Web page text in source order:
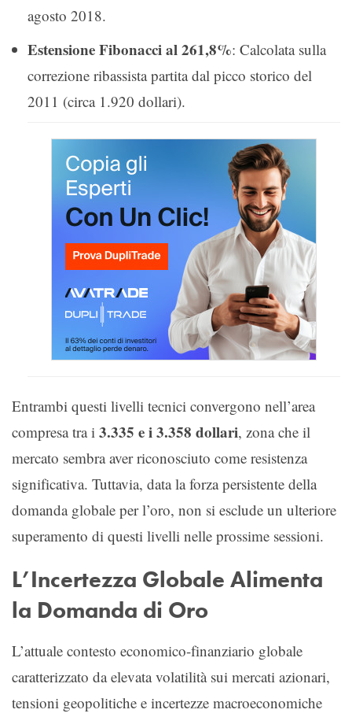
agosto 2018.
Estensione Fibonacci al 261,8%: Calcolata sulla
correzione ribassista partita dal picco storico del
2011 (circa 1.920 dollari).
Entrambi questi livelli tecnici convergono nell’area
compresa tra i 3.335 e i 3.358 dollari, zona che il
mercato sembra aver riconosciuto come resistenza
significativa. Tuttavia, data la forza persistente della
domanda globale per l’oro, non si esclude un ulteriore
superamento di questi livelli nelle prossime sessioni.
L’Incertezza Globale Alimenta
la Domanda di Oro
L’attuale contesto economico-finanziario globale
caratterizzato da elevata volatilità sui mercati azionari,
tensioni geopolitiche e incertezze macroeconomiche